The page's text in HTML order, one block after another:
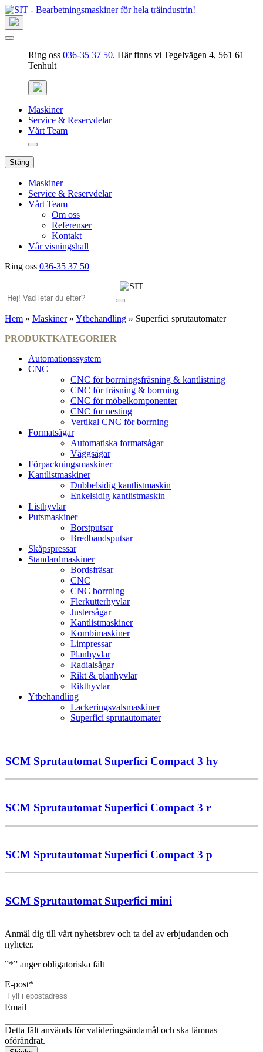
Ring oss 036-35 37 50. Här finns vi Tegelvägen 4, 561 61
Tenhult
Maskiner
Service & Reservdelar
Vårt Team
Stäng
Maskiner
Service & Reservdelar
Vårt Team
Om oss
Referenser
Kontakt
Vår visningshall
Ring oss 036-35 37 50
Hem » Maskiner» Ytbehandling » Superfici sprutautomater
PRODUKTKATEGORIER
Automationssystem
CNC
CNC för borrningsfräsning & kantlistning
CNC för fräsning & borrning
CNC för möbelkomponenter
CNC för nesting
Vertikal CNC för borrning
Formatsågar
Automatiska formatsågar
Väggsågar
Förpackningsmaskiner
Kantlistmaskiner
Dubbelsidig kantlistmaskin
Enkelsidig kantlistmaskin
Listhyvlar
Putsmaskiner
Borstputsar
Bredbandsputsar
Skåpspressar
Standardmaskiner
Bordsfräsar
CNC
CNC borrning
Flerkutterhyvlar
Justersågar
Kantlistmaskiner
Kombimaskiner
Limpressar
Planhyvlar
Radialsågar
Rikt & planhyvlar
Rikthyvlar
Ytbehandling
Lackeringsvalsmaskiner
Superfici sprutautomater
SCM Sprutautomat Superfici Compact 3 hy
SCM Sprutautomat Superfici Compact 3 r
SCM Sprutautomat Superfici Compact 3 p
SCM Sprutautomat Superfici mini
Anmäl dig till vårt nyhetsbrev och ta del av erbjudanden och
nyheter.
”*” anger obligatoriska fält
E-post*
Email
Detta fält används för valideringsändamål och ska lämnas
oförändrat.